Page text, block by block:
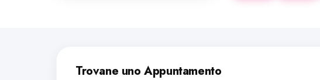
Trovane uno Appuntamento